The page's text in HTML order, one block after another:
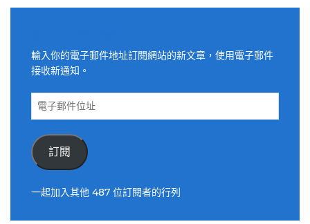
輸入你的電子郵件地址訂閱網站的新文章，使用電子郵件
接收新通知。
電
件
位
訂閱
一起加入其他 487 位訂閱者的行列